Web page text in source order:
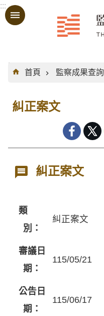
跳到主要內容區塊
:::
:::
首頁
監察成果查詢
糾正案文
糾正案文
類
別：
糾正案文
審議日
期：
115/05/21
公告日
期：
115/06/17